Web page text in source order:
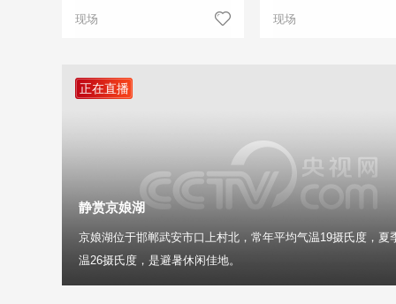
现场 现场
正在直播
静赏京娘湖
京娘湖位于邯郸武安市口上村北，常年平均气温19摄氏度，夏
温26摄氏度，是避暑休闲佳地。